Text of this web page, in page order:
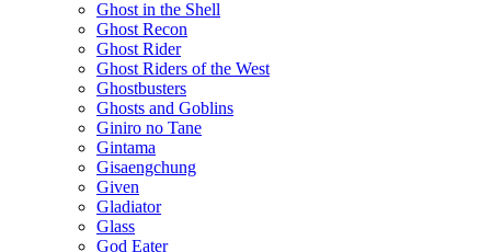
Ghost in the Shell
Ghost Recon
Ghost Rider
Ghost Riders of the West
Ghostbusters
Ghosts and Goblins
Giniro no Tane
Gintama
Gisaengchung
Given
Gladiator
Glass
God Eater